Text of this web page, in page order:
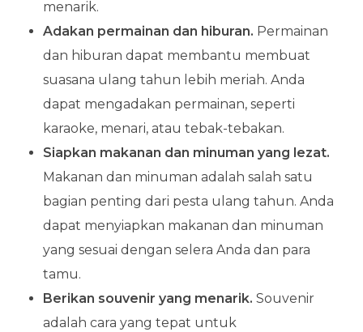
menarik.
Adakan permainan dan hiburan. Permainan
dan hiburan dapat membantu membuat
suasana ulang tahun lebih meriah. Anda
dapat mengadakan permainan, seperti
karaoke, menari, atau tebak-tebakan.
Siapkan makanan dan minuman yang lezat.
Makanan dan minuman adalah salah satu
bagian penting dari pesta ulang tahun. Anda
dapat menyiapkan makanan dan minuman
yang sesuai dengan selera Anda dan para
tamu.
Berikan souvenir yang menarik. Souvenir
adalah cara yang tepat untuk